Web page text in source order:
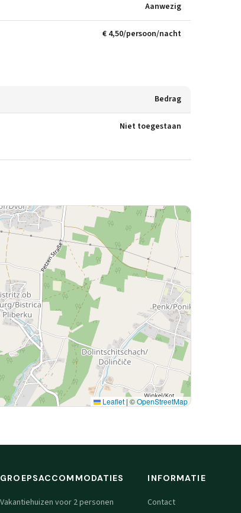
Aanwezig
€ 4,50/persoon/nacht
Bedrag
Niet toegestaan
Leaflet | ©OpenStreetMap
GROEPSACCOMMODATIES
Vakantiehuizen voor 2 personen
INFORMATIE
Contact